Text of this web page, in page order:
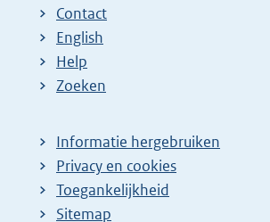
Contact
English
Help
Zoeken
Informatie hergebruiken
Privacy en cookies
Toegankelijkheid
Sitemap